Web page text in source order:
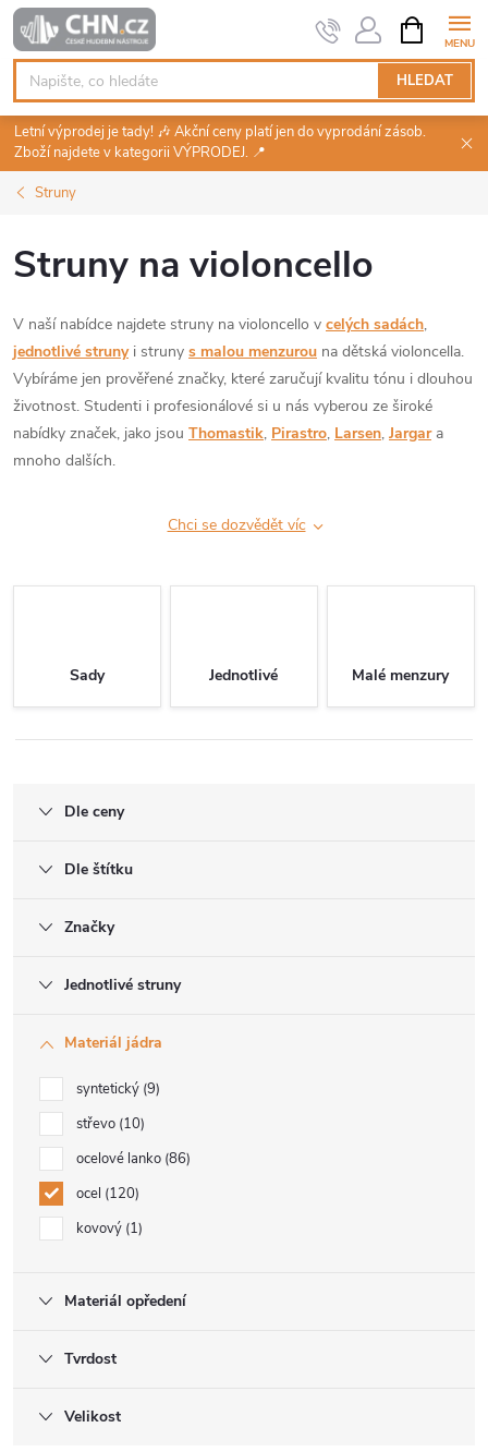
Přejít
na
obsah
HLEDAT
NÁKUPNÍ
KOŠÍK
Letní výprodej je tady! 🎶 Akční ceny platí jen do vyprodání zásob.
Zboží najdete v kategorii VÝPRODEJ. 📍
Struny
Struny na violoncello
V naší nabídce najdete struny na violoncello v celých sadách,
jednotlivé strunyi struny s malou menzurou na dětská violoncella.
Vybíráme jen prověřené značky, které zaručují kvalitu tónu i dlouhou
životnost. Studenti i profesionálové si u nás vyberou ze široké
nabídky značek, jako jsou Thomastik, Pirastro, Larsen, Jargara
mnoho dalších.
Chci se dozvědět víc
Sady Jednotlivé Malé menzury
Dle ceny
Dle štítku
Značky
Jednotlivé struny
Materiál jádra
syntetický 9
střevo 10
ocelové lanko 86
ocel 120
kovový 1
Materiál opředení
Tvrdost
Velikost